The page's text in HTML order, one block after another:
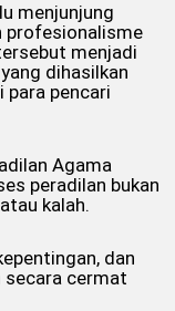
menjunjung
profesionalisme
menjadi
dihasilkan
para pencari
Agama
peradilan bukan
kalah.
dan
secara cermat